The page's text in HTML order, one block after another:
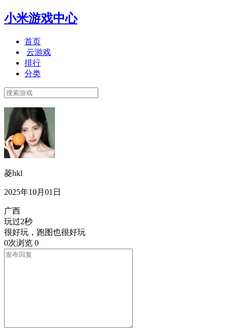
小米游戏中心
首页
云游戏
排行
分类
菱hkl
2025年10月01日
广西
玩过2秒
很好玩，跑图也很好玩
0次浏览 0